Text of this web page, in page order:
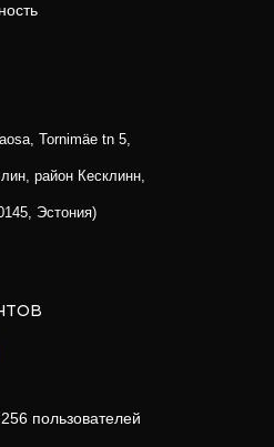
Tornimäe tn 5,
район Кесклинн,
Эстония)
256 пользователей